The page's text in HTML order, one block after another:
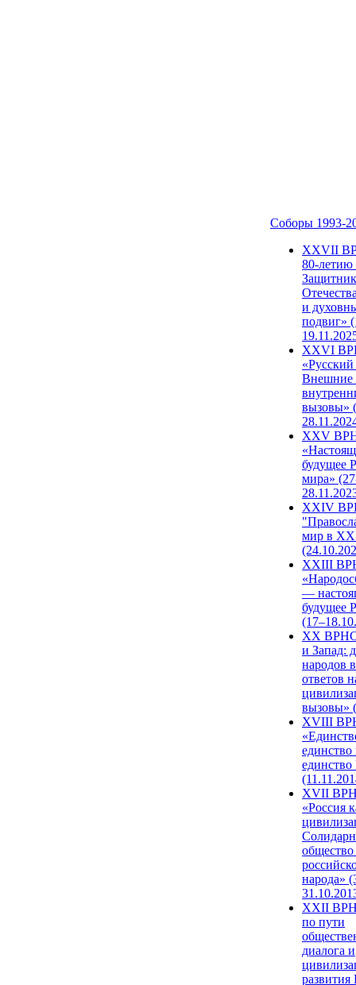
Соборы 1993-
ХХVII
80-
и
подвиг»
XXVI
Внешние
вызовы»
XXV
будущее
мира»
XXIV
мир в
XXIII
—
будущее
XX ВРНС
и Запад:
народов
ответов
вызовы»
XVIII
единство
единство
XVII
«Россия
народа»
XXII
по пути
диалога и
развития